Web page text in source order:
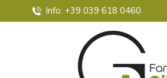
Info: +39 039 618 0460